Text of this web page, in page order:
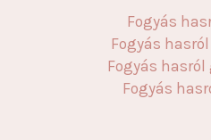
Fogyás
Fogyás
Fogyás
Fogyás